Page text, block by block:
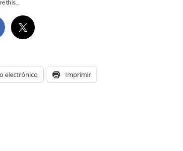
this…
electrónico Imprimir